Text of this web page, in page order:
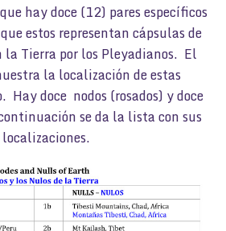
hay doce (12) pares específicos
estos representan cápsulas de
la Tierra por los Pleyadianos. El
la localización de estas
Hay doce nodos (rosados) y doce
se da la lista con sus
localizaciones.